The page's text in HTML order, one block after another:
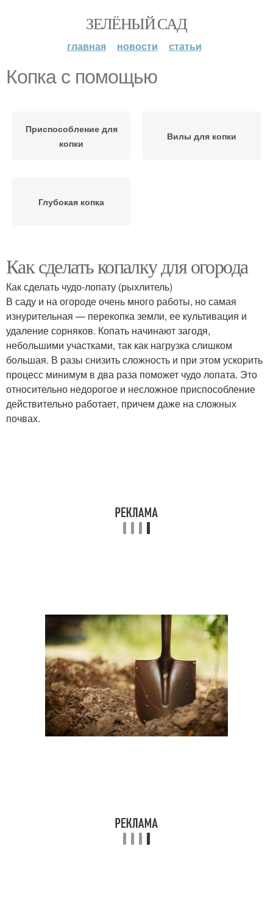
ЗЕЛЁНЫЙ САД
главная новости статьи
Копка с помощью
Приспособление для
копки
Вилы для копки
Глубокая копка
Как сделать копалку для огорода
Как сделать чудо-лопату (рыхлитель)
В саду и на огороде очень много работы, но самая
изнурительная — перекопка земли, ее культивация и
удаление сорняков. Копать начинают загодя,
небольшими участками, так как нагрузка слишком
большая. В разы снизить сложность и при этом ускорить
процесс минимум в два раза поможет чудо лопата. Это
относительно недорогое и несложное приспособление
действительно работает, причем даже на сложных
почвах.